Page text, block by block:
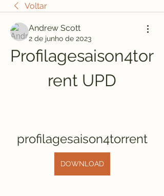
Voltar
Andrew Scott
2 de junho de 2023
Profilagesaison4tor
rent UPD
profilagesaison4torrent
DOWNLOAD